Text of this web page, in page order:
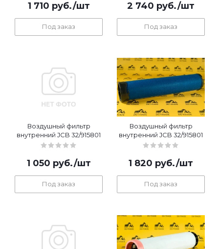
1 710 руб./шт
Под заказ
2 740 руб./шт
Под заказ
Воздушный фильтр
внутренний JCB 32/915801
1 050 руб./шт
Под заказ
Воздушный фильтр
внутренний JCB 32/915801
1 820 руб./шт
Под заказ